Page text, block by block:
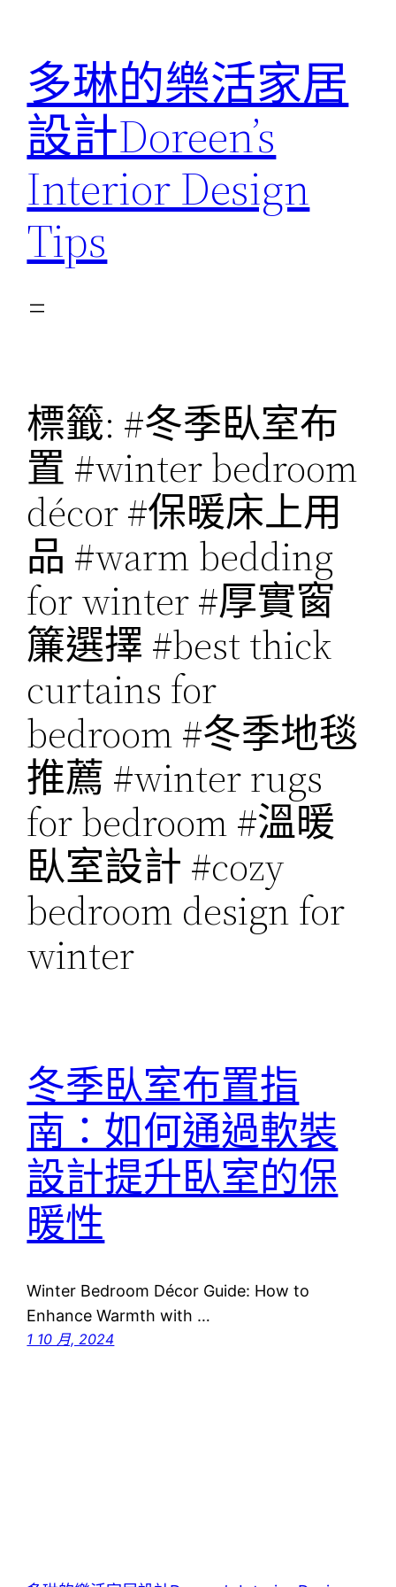
多琳的樂活家居
設計Doreen’s
Interior Design
Tips
標籤: #冬季臥室布
置 #winter bedroom
décor #保暖床上用
品 #warm bedding
for winter #厚實窗
簾選擇 #best thick
curtains for
bedroom #冬季地毯
推薦 #winter rugs
for bedroom #溫暖
臥室設計 #cozy
bedroom design for
winter
冬季臥室布置指
南：如何通過軟裝
設計提升臥室的保
暖性
Winter Bedroom Décor Guide: How to
Enhance Warmth with …
1 10 月, 2024